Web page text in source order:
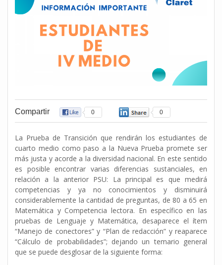
Compartir 0 0
La Prueba de Transición que rendirán los estudiantes de
cuarto medio como paso a la Nueva Prueba promete ser
más justa y acorde a la diversidad nacional. En este sentido
es posible encontrar varias diferencias sustanciales, en
relación a la anterior PSU: La principal es que medirá
competencias y ya no conocimientos y disminuirá
considerablemente la cantidad de preguntas, de 80 a 65 en
Matemática y Competencia lectora. En específico en las
pruebas de Lenguaje y Matemática, desaparece el ítem
“Manejo de conectores” y “Plan de redacción” y reaparece
“Cálculo de probabilidades”; dejando un temario general
que se puede desglosar de la siguiente forma: